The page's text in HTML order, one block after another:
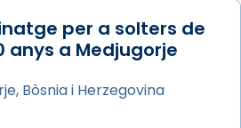
el cardenal Joan
presidit la missa i l’ha
auxiliar de Barcelona,
per a solters de
anys a Medjugorje
Bòsnia i Herzegovina